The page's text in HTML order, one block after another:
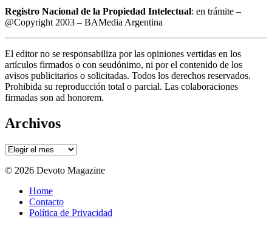
Registro Nacional de la Propiedad Intelectual: en trámite –
@Copyright 2003 – BAMedia Argentina
El editor no se responsabiliza por las opiniones vertidas en los
artículos firmados o con seudónimo, ni por el contenido de los
avisos publicitarios o solicitadas. Todos los derechos reservados.
Prohibida su reproducción total o parcial. Las colaboraciones
firmadas son ad honorem.
Archivos
Archivos
© 2026 Devoto Magazine
Home
Contacto
Política de Privacidad